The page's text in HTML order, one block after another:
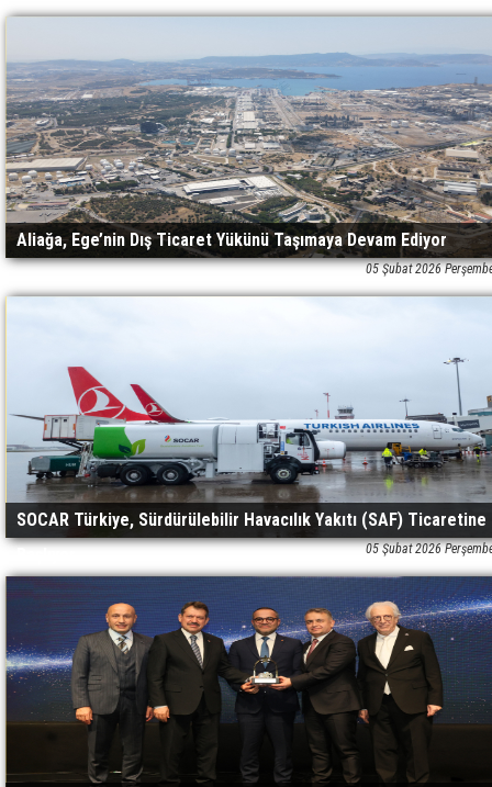
Aliağa, Ege’nin Dış Ticaret Yükünü Taşımaya Devam Ediyor
05 Şubat 2026
SOCAR Türkiye, Sürdürülebilir Havacılık Yakıtı (SAF) Ticaretine
05 Şubat 2026